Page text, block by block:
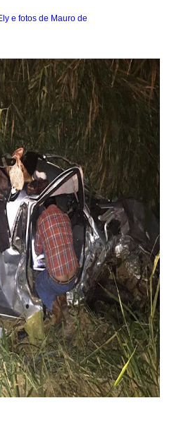
e fotos de Mauro de